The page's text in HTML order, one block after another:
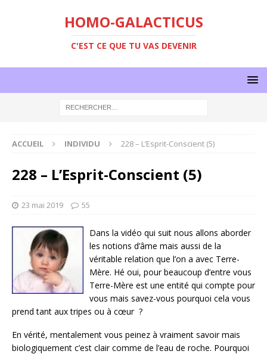
HOMO-GALACTICUS
C'EST CE QUE TU VAS DEVENIR
ACCUEIL INDIVIDU 228 – L’Esprit-Conscient (5)
228 – L’Esprit-Conscient (5)
23 mai 2019 55
Dans la vidéo qui suit nous allons aborder
les notions d’âme mais aussi de la
véritable relation que l’on a avec Terre-
Mère. Hé oui, pour beaucoup d’entre vous
Terre-Mère est une entité qui compte pour
vous mais savez-vous pourquoi cela vous
prend tant aux tripes ou à cœur ?
En vérité, mentalement vous peinez à vraiment savoir mais
biologiquement c’est clair comme de l’eau de roche. Pourquoi